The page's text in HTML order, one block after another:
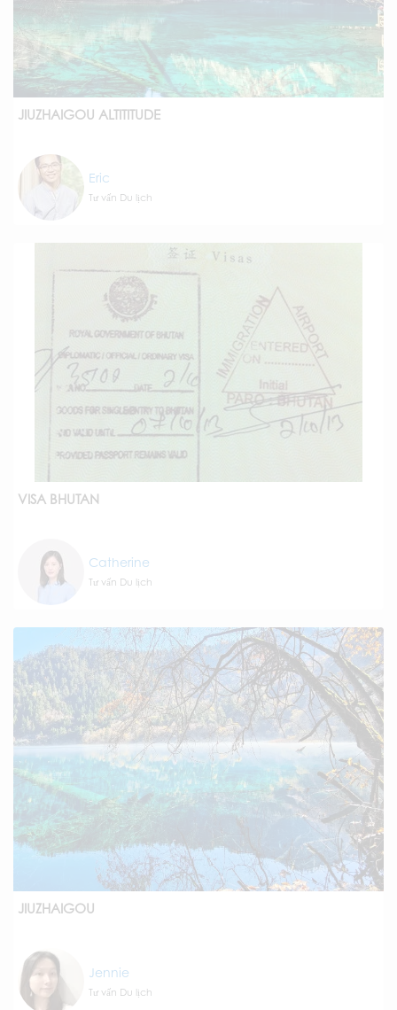
JIUZHAIGOU ALTITITUDE
Eric
Tư vấn Du lịch
VISA BHUTAN
Catherine
Tư vấn Du lịch
JIUZHAIGOU
Jennie
Tư vấn Du lịch